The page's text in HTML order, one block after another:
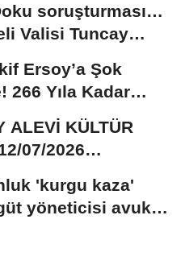
soruşturması…
Valisi Tuncay
Ersoy’a Şok
266 Yıla Kadar
ALEVİ KÜLTÜR
07/2026
'kurgu kaza'
yöneticisi avukat